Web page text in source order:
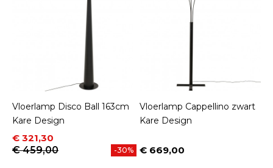
Vloerlamp Disco Ball 163cm
Kare Design
Prijs
€ 321,30
Normale prijs
€ 459,00
-30%
Vloerlamp Cappellino zwart
Kare Design
Prijs
€ 669,00